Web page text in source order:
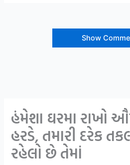
Show
હંમેશા ઘરમા રાખો
હરડે, તમારી દરેક
રહેલો છે તેમાં